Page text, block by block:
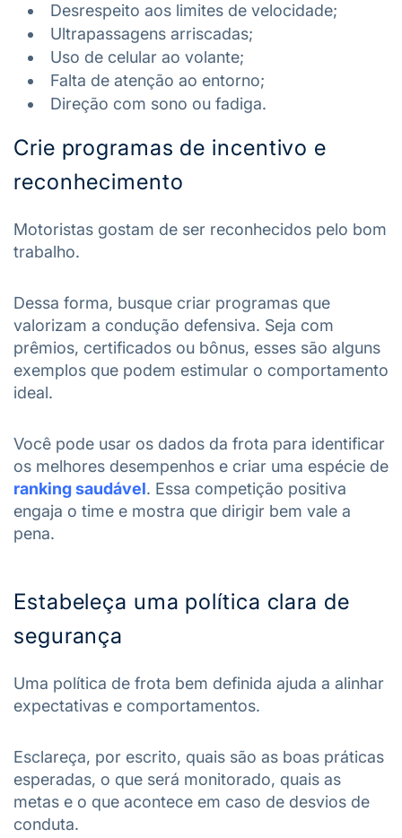
Desrespeito aos limites de velocidade;
Ultrapassagens arriscadas;
Uso de celular ao volante;
Falta de atenção ao entorno;
Direção com sono ou fadiga.
Crie programas de incentivo e
reconhecimento
Motoristas gostam de ser reconhecidos pelo bom
trabalho.
Dessa forma, busque criar programas que
valorizam a condução defensiva. Seja com
prêmios, certificados ou bônus, esses são alguns
exemplos que podem estimular o comportamento
ideal.
Você pode usar os dados da frota para identificar
os melhores desempenhos e criar uma espécie de
ranking saudável. Essa competição positiva
engaja o time e mostra que dirigir bem vale a
pena.
Estabeleça uma política clara de
segurança
Uma política de frota bem definida ajuda a alinhar
expectativas e comportamentos.
Esclareça, por escrito, quais são as boas práticas
esperadas, o que será monitorado, quais as
metas e o que acontece em caso de desvios de
conduta.